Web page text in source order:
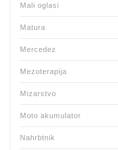
Mali oglasi
Matura
Mercedez
Mezoterapija
Mizarstvo
Moto akumulator
Nahrbtnik